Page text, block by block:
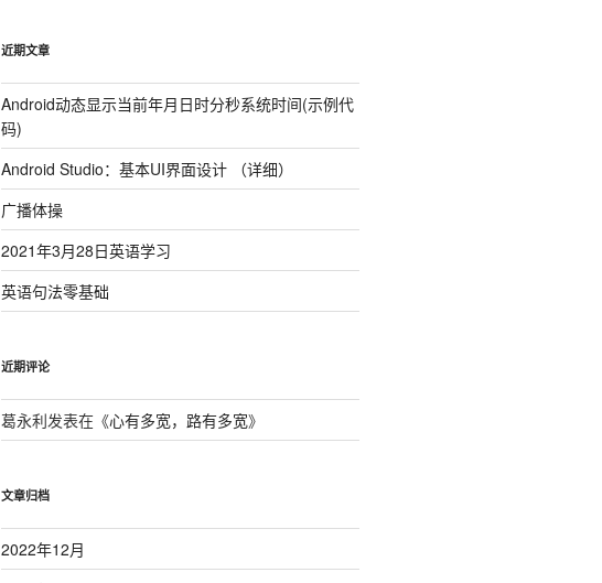
近期文章
Android动态显示当前年月日时分秒系统时间(示例代
码)
Android Studio：基本UI界面设计 （详细）
广播体操
2021年3月28日英语学习
英语句法零基础
近期评论
葛永利发表在《心有多宽，路有多宽》
文章归档
2022年12月